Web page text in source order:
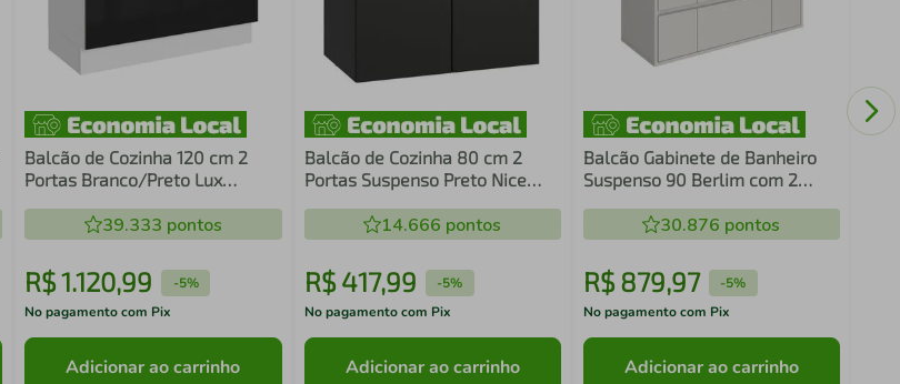
Balcão de Cozinha 120 cm 2
Portas Branco/Preto Lux
39.333 pontos
R$1.120,99 -5%
No pagamento com Pix
Adicionar ao carrinho
Balcão de Cozinha 80 cm 2
Portas Suspenso Preto Nice
14.666 pontos
R$ 417,99 -5%
No pagamento com Pix
Adicionar ao carrinho
Balcão Gabinete de Banheiro
Suspenso 90 Berlim com 2
30.876 pontos
R$ 879,97 -5%
No pagamento com Pix
Adicionar ao carrinho